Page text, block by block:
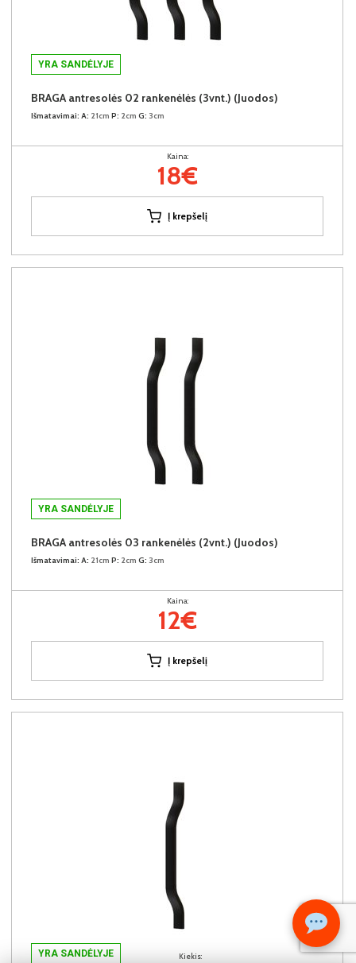
Kiekis:
YRA SANDĖLYJE
BRAGA antresolės 02 rankenėlės (3vnt.) (Juodos)
Išmatavimai: A: 21cm P: 2cm G: 3cm
Kaina:
18€
Į krepšelį
YRA SANDĖLYJE
BRAGA antresolės 03 rankenėlės (2vnt.) (Juodos)
Išmatavimai: A: 21cm P: 2cm G: 3cm
Kaina:
12€
Į krepšelį
YRA SANDĖLYJE